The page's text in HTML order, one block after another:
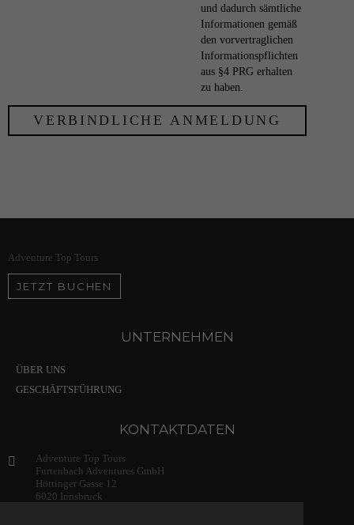
und dadurch sämtliche
Informationen gemäß
den vorvertraglichen
Informationspflichten
aus §4 PRG erhalten
zu haben.
Adventure Top Tours
JETZT BUCHEN
UNTERNEHMEN
ÜBER UNS
GESCHÄFTSFÜHRUNG
KONTAKTDATEN
Adventure Top Tours
Furtenbach Adventures GmbH
Höttinger Gasse 12
6020 Innsbruck